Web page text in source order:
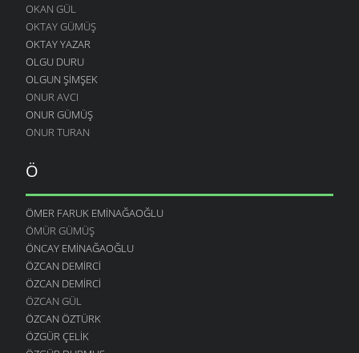
OKAN GÜL
OKTAY GÜMÜŞ
OKTAY YAZAR
OLGU DURU
OLGUN ŞIMŞEK
ONUR AVCI
ONUR GÜMÜŞ
ONUR TURAN
Ö
ÖMER FARUK EMINAĞAOĞLU
ÖMÜR GÜMÜŞ
ÖNCAY EMINAĞAOĞLU
ÖZCAN DEMIRCI
ÖZCAN DEMIRCI
ÖZCAN GÜL
ÖZCAN ÖZTÜRK
ÖZGÜR ÇELIK